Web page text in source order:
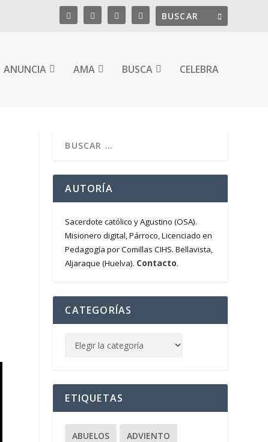
ANUNCIA AMA BUSCA CELEBRA
AUTORÍA
Sacerdote católico y Agustino (OSA).
Misionero digital, Párroco, Licenciado en
Pedagogía por Comillas CIHS. Bellavista,
Aljaraque (Huelva). Contacto.
CATEGORÍAS
ETIQUETAS
ABUELOS ADVIENTO